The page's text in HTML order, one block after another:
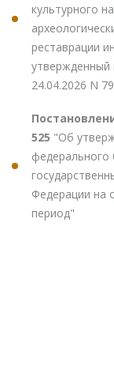
культурного
реставрации
утвержденный
24.04.2026 N
525 "Об
Федерации на
период"